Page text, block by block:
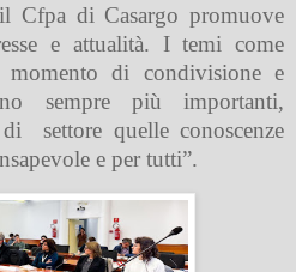
Cfpa di Casargo promuove
e attualità. I temi come
di condivisione e
sempre più importanti,
settore quelle conoscenze
e per tutti”.